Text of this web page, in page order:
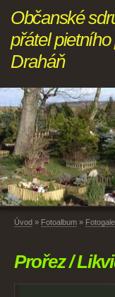
Občanské
přátel
Draháň
Úvod » Fotoalbum »
Prořez /